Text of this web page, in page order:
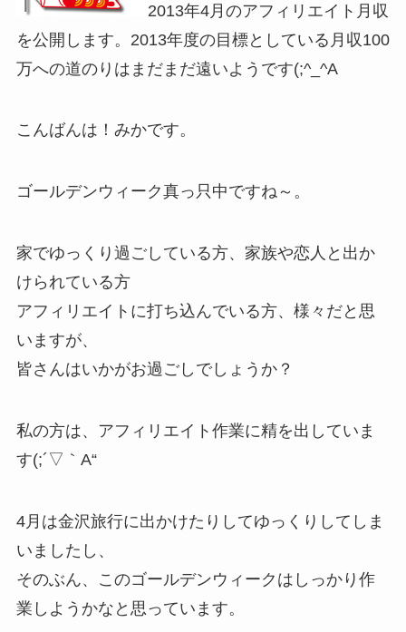
2013年4月のアフィリエイト月収
を公開します。2013年度の目標としている月収100
万への道のりはまだまだ遠いようです(;^_^A
こんばんは！みかです。
ゴールデンウィーク真っ只中ですね～。
家でゆっくり過ごしている方、家族や恋人と出か
けられている方
アフィリエイトに打ち込んでいる方、様々だと思
いますが、
皆さんはいかがお過ごしでしょうか？
私の方は、アフィリエイト作業に精を出していま
す(;´▽｀A“
4月は金沢旅行に出かけたりしてゆっくりしてしま
いましたし、
そのぶん、このゴールデンウィークはしっかり作
業しようかなと思っています。